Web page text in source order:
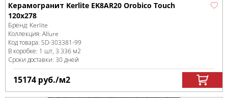
Керамогранит Kerlite EK8AR20 Orobico Touch
120x278
Бренд: Kerlite
Коллекция: Allure
Код товара: SD-303381-99
В коробке: 1 шт, 3.336 м2
Сроки доставки: 30 дней
15174 руб./м2